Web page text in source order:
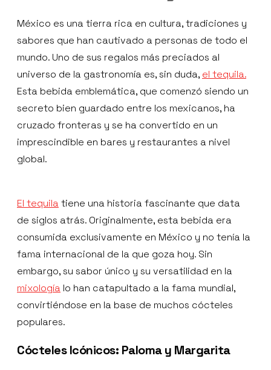
México es una tierra rica en cultura, tradiciones y
sabores que han cautivado a personas de todo el
mundo. Uno de sus regalos más preciados al
universo de la gastronomía es, sin duda, el tequila.
Esta bebida emblemática, que comenzó siendo un
secreto bien guardado entre los mexicanos, ha
cruzado fronteras y se ha convertido en un
imprescindible en bares y restaurantes a nivel
global.
El tequilatiene una historia fascinante que data
de siglos atrás. Originalmente, esta bebida era
consumida exclusivamente en México y no tenía la
fama internacional de la que goza hoy. Sin
embargo, su sabor único y su versatilidad en la
mixología lo han catapultado a la fama mundial,
convirtiéndose en la base de muchos cócteles
populares.
Cócteles Icónicos: Paloma y Margarita